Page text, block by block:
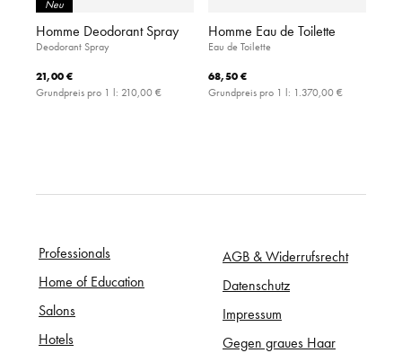
Neu
Homme Deodorant Spray
Deodorant Spray
21,00 €
Grundpreis pro 1 l: 210,00 €
Homme Eau de Toilette
Eau de Toilette
68,50 €
Grundpreis pro 1 l: 1.370,00 €
Professionals
Home of Education
Salons
Hotels
AGB & Widerrufsrecht
Datenschutz
Impressum
Gegen graues Haar